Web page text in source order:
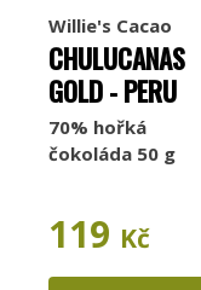
Willie's Cacao
CHULUCANAS
GOLD - PERU
70% hořká
čokoláda 50 g
119 Kč